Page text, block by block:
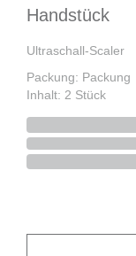
Handstück
Ultraschall-Scaler
Packung: Packung
Inhalt: 2 Stück